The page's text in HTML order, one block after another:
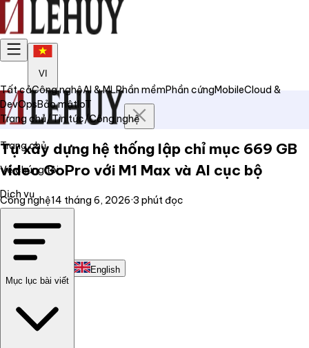
VI
Trang chủ
Về chúng tôi
Dịch vụ
Liên hệ
English
Tất cảCông nghệAI & MLPhần mềmPhần cứngMobileCloud &
DevOpsBảo mậtIoT
Trang chủ/Tin tức/Công nghệ
Tự xây dựng hệ thống lập chỉ mục 669 GB
video GoPro với M1 Max và AI cục bộ
Công nghệ14 tháng 6, 2026·3 phút đọc
Mục lục bài viết